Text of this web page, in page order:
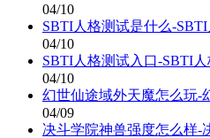
04/10
SBTI人格测试是什么-
04/10
SBTI人格测试入口-SBTI
04/10
幻世仙途域外天魔怎么玩-
04/09
决斗学院神兽强度怎么样-